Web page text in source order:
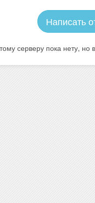
Написать
серверу пока нету,